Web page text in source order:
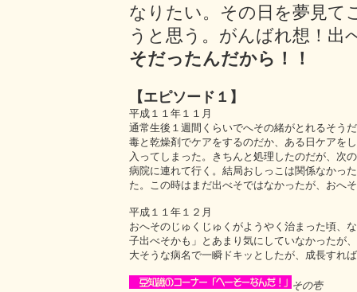
なりたい。その日を夢見て
うと思う。がんばれ想！出
そだったんだから！！
【エピソード１】
平成１１年１１月
通常生後１週間くらいでへその緒がとれるそう
毒と乾燥剤でケアをするのだか、ある日ケアを
入ってしまった。きちんと処理したのだが、次
病院に連れて行く。結局おしっこは関係なかっ
た。この時はまだ出べそではなかったが、おへ
平成１１年１２月
おへそのじゅくじゅくがようやく治まった頃、
子出べそかも」とあまり気にしていなかったが
大そうな病名で一瞬ドキッとしたが、成長すれ
その壱